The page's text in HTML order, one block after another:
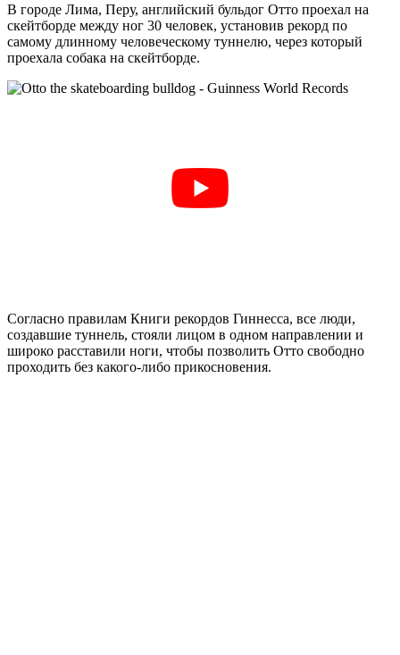
В городе Лима, Перу, английский бульдог Отто проехал на
скейтборде между ног 30 человек, установив рекорд по
самому длинному человеческому туннелю, через который
проехала собака на скейтборде.
Согласно правилам Книги рекордов Гиннесса, все люди,
создавшие туннель, стояли лицом в одном направлении и
широко расставили ноги, чтобы позволить Отто свободно
проходить без какого-либо прикосновения.